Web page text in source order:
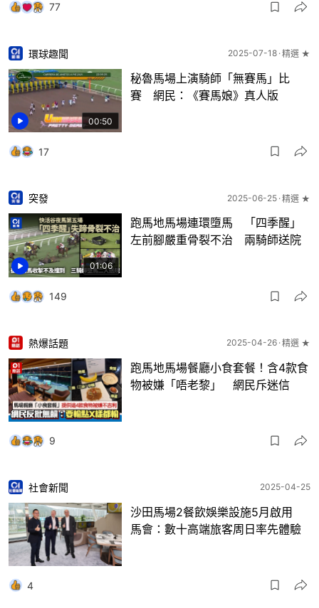
77
00:50
環球趣聞 2025-07-18 精選 ★
秘魯馬場上演騎師「無賽馬」比
賽 網民：《賽馬娘》真人版
17
01:06
突發 2025-06-25 精選 ★
跑馬地馬場連環墮馬 「四季醒」
左前腳嚴重骨裂不治 兩騎師送院
149
熱爆話題 2025-04-26 精選 ★
跑馬地馬場餐廳小食套餐！含4款食
物被嫌「唔老黎」 網民斥迷信
9
社會新聞 2025-04-25
沙田馬場2餐飲娛樂設施5月啟用
馬會：數十高端旅客周日率先體驗
4